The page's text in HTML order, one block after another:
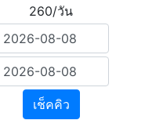
260/วัน
เช็คคิว